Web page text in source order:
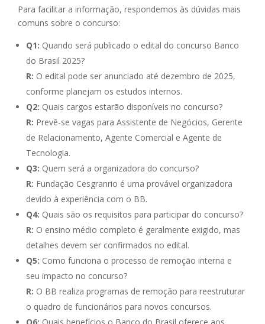
Para facilitar a informação, respondemos às dúvidas mais
comuns sobre o concurso:
Q1: Quando será publicado o edital do concurso Banco
do Brasil 2025?
R: O edital pode ser anunciado até dezembro de 2025,
conforme planejam os estudos internos.
Q2: Quais cargos estarão disponíveis no concurso?
R: Prevê-se vagas para Assistente de Negócios, Gerente
de Relacionamento, Agente Comercial e Agente de
Tecnologia.
Q3: Quem será a organizadora do concurso?
R: Fundação Cesgranrio é uma provável organizadora
devido à experiência com o BB.
Q4: Quais são os requisitos para participar do concurso?
R: O ensino médio completo é geralmente exigido, mas
detalhes devem ser confirmados no edital.
Q5: Como funciona o processo de remoção interna e
seu impacto no concurso?
R: O BB realiza programas de remoção para reestruturar
o quadro de funcionários para novos concursos.